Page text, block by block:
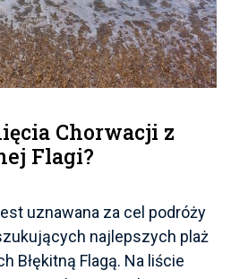
Chorwacji z
Flagi?
uznawana za cel podróży
najlepszych plaż
Błękitną Flagą. Na liście